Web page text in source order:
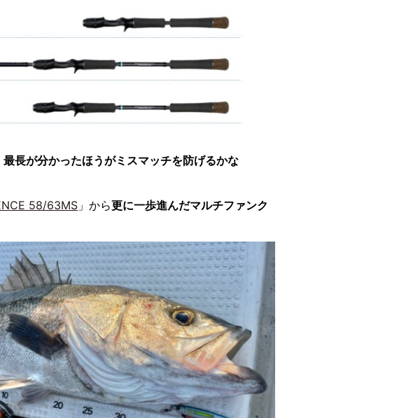
最長が分かったほうがミスマッチを防げるかな
58/63MS 」から更に一歩進んだマルチファンク